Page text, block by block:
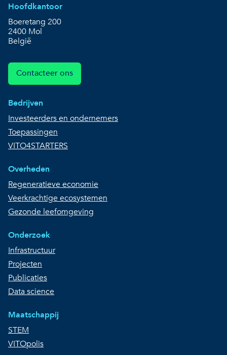
Hoofdkantoor
Boeretang 200
2400 Mol
België
Contacteer ons
Bedrijven
Investeerders en ondernemers
Toepassingen
VITO4STARTERS
Overheden
Regeneratieve economie
Veerkrachtige ecosystemen
Gezonde leefomgeving
Onderzoek
Infrastructuur
Projecten
Publicaties
Data science
Maatschappij
STEM
VITOpolis